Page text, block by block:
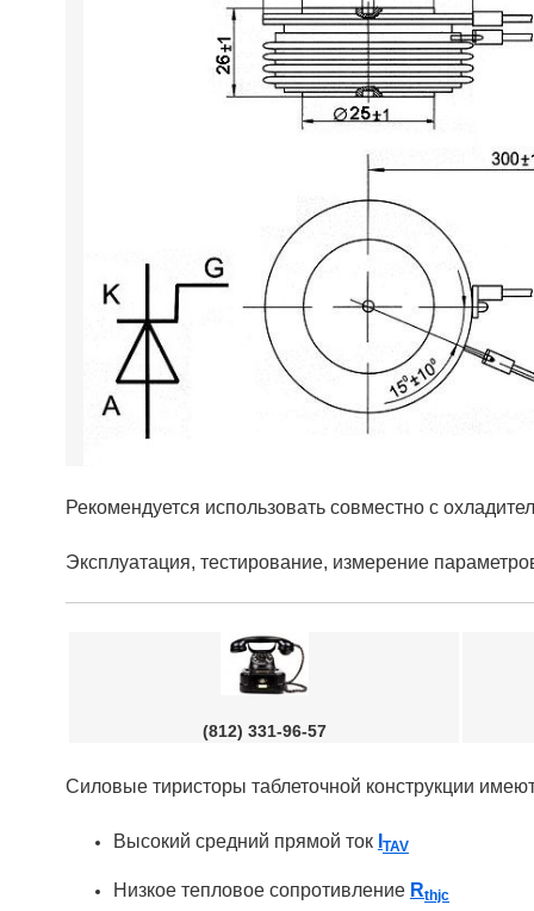
Рекомендуется использовать совместно с
Эксплуатация, тестирование, измерение
(812) 331-96-57
Силовые тиристоры таблеточной конструкции
Высокий средний прямой ток TAV
Низкое тепловое сопротивление Rthjc